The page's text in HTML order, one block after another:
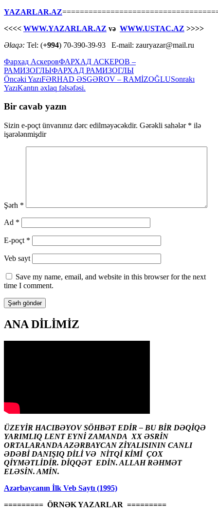
YAZARLAR.AZ
<<<< WWW.YAZARLAR.AZ və WWW.USTAC.AZ >>>>
Əlaqə: Tel: (+994) 70-390-39-93 E-mail: zauryazar@mail.ru
Фархад АскеровФАРХАД АСКЕРОВ –
РАМИЗОГЛЫФАРХАД РАМИЗОГЛЫ
Yazılar
üzrə
naviqasiya
Öncəki YazıFƏRHAD ƏSGƏROV – RAMİZOĞLUSonrakı
YazıKantın əxlaq fəlsəfəsi.
Bir cavab yazın
Sizin e-poçt ünvanınız dərc edilməyəcəkdir. Gərəkli sahələr * ilə
işarələnmişdir
Şərh *
Ad *
E-poçt *
Veb sayt
Save my name, email, and website in this browser for the next
time I comment.
ANA DİLİMİZ
ÜZEYİR HACIBƏYOV SÖHBƏT EDİR – BU BİR DƏQİQƏ
YARIMLIQ LENT EYNİ ZAMANDA XX ƏSRİN
ORTALARANDA AZƏRBAYCAN ZİYALISININ CANLI
ƏDƏBİ DANIŞIQ DİLİ VƏ NİTQİ KİMİ ÇOX
QİYMƏTLİDİR. DİQQƏT EDİN. ALLAH RƏHMƏT
ELƏSİN. AMİN.
Azərbaycanın İlk Veb Saytı (1995)
========= ÖRNƏK YAZARLAR =========